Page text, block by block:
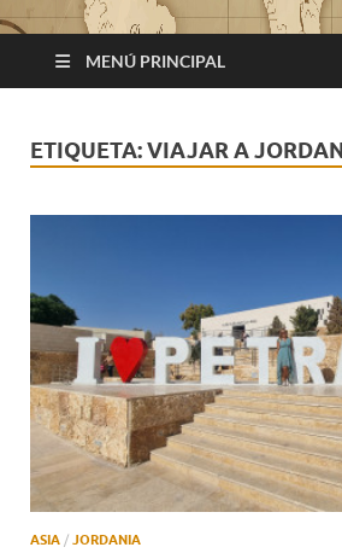
MENÚ PRINCIPAL
ETIQUETA:VIAJAR A
ASIA / JORDANIA